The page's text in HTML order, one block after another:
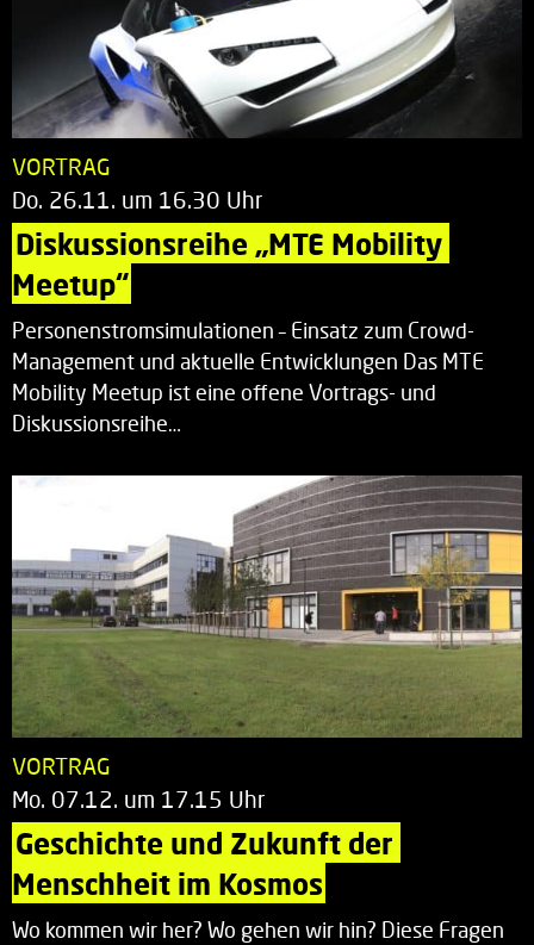
VORTRAG
Do. 26.11. um 16.30 Uhr
Diskussionsreihe „MTE Mobility
Meetup“
Personenstromsimulationen – Einsatz zum Crowd-
Management und aktuelle Entwicklungen Das MTE
Mobility Meetup ist eine offene Vortrags- und
Diskussionsreihe…
VORTRAG
Mo. 07.12. um 17.15 Uhr
Geschichte und Zukunft der
Menschheit im Kosmos
Wo kommen wir her? Wo gehen wir hin? Diese Fragen